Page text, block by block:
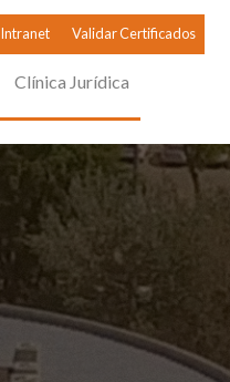
Intranet Validar Certificados
Clínica Jurídica